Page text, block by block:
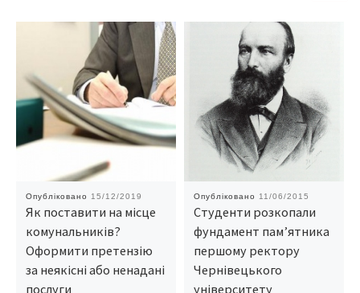
Опубліковано 15/12/2019
Як поставити на місце
комунальників?
Оформити претензію
за неякісні або ненадані
послуги
Опубліковано 11/06/2015
Студенти розкопали
фундамент пам’ятника
першому ректору
Чернівецького
університету